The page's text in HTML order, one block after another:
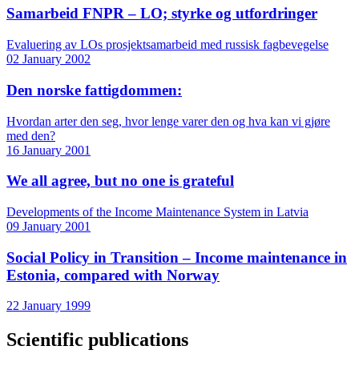
Samarbeid FNPR – LO; styrke og utfordringer
Evaluering av LOs prosjektsamarbeid med russisk fagbevegelse
02 January 2002
Den norske fattigdommen:
Hvordan arter den seg, hvor lenge varer den og hva kan vi gjøre
med den?
16 January 2001
We all agree, but no one is grateful
Developments of the Income Maintenance System in Latvia
09 January 2001
Social Policy in Transition – Income maintenance in
Estonia, compared with Norway
22 January 1999
Scientific publications